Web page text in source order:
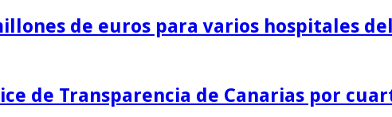
de euros para varios hospitales del
de Transparencia de Canarias por